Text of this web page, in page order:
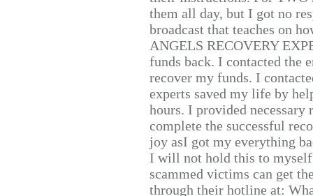
them all day, but I got no
broadcast that teaches on
ANGELS RECOVERY
funds back. I contacted the
recover my funds. I
experts saved my life by
hours. I provided
complete the successful
joy asI got my everything
I will not hold this to
scammed victims can get
through their hotline at: